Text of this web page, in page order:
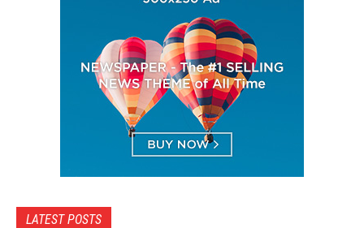
LATEST POSTS